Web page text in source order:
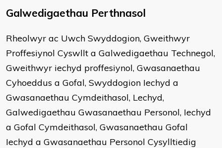
Galwedigaethau Perthnasol
Rheolwyr ac Uwch Swyddogion, Gweithwyr
Proffesiynol Cyswllt a Galwedigaethau Technegol,
Gweithwyr iechyd proffesiynol, Gwasanaethau
Cyhoeddus a Gofal, Swyddogion Iechyd a
Gwasanaethau Cymdeithasol, Lechyd,
Galwedigaethau Gwasanaethau Personol, Iechyd
a Gofal Cymdeithasol, Gwasanaethau Gofal
Iechyd a Gwasanaethau Personol Cysylltiedig